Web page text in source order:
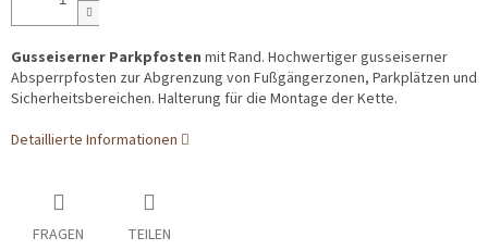
Gusseiserner Parkpfosten mit Rand. Hochwertiger gusseiserner
Absperrpfosten zur Abgrenzung von Fußgängerzonen, Parkplätzen und
Sicherheitsbereichen. Halterung für die Montage der Kette.
Detaillierte Informationen
FRAGEN TEILEN